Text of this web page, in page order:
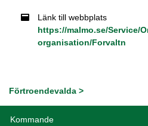
Länk till webbplats
https://malmo.se/Service/
organisation/Forvaltn
Förtroendevalda >
Kommande